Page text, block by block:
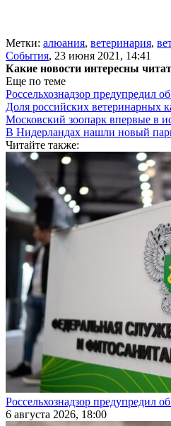
Метки: алюания, ветеринария,
События, 23 июня 2021, 14:41
Какие новости интересны
Еще по теме
Россельхознадзор предупредил
Доля российских ветеринарных
Московский зоопарк впервые в
В Нидерландах нашли новый
Читайте также:
Россельхознадзор предупредил
6 августа 2026, 18:00